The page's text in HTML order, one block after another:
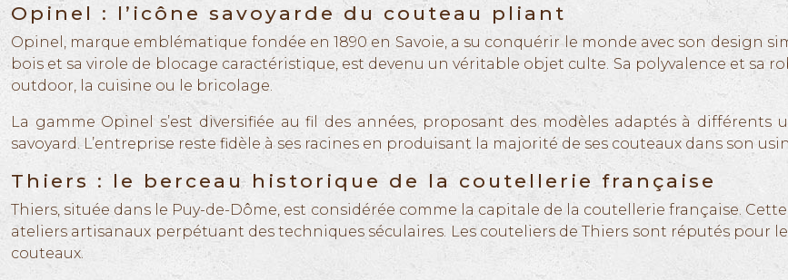
Opinel : l’icône savoyarde du couteau pliant
Opinel, marque emblématique fondée en 1890 en Savoie, a su conquérir le monde avec son design
bois et sa virole de blocage caractéristique, est devenu un véritable objet culte. Sa polyvalence et sa
outdoor, la cuisine ou le bricolage.
La gamme Opinel s’est diversifiée au fil des années, proposant des modèles adaptés à
savoyard. L’entreprise reste fidèle à ses racines en produisant la majorité de ses couteaux dans son
Thiers : le berceau historique de la coutellerie française
Thiers, située dans le Puy-de-Dôme, est considérée comme la capitale de la coutellerie française.
ateliers artisanaux perpétuant des techniques séculaires. Les couteliers de Thiers sont réputés pour
couteaux.